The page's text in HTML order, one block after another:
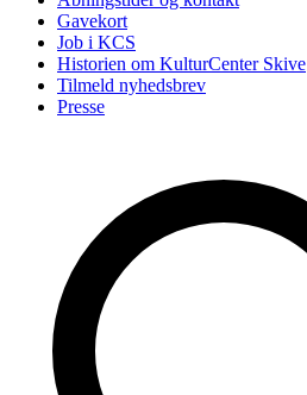
Gavekort
Job i KCS
Historien om KulturCenter Skive
Tilmeld nyhedsbrev
Presse